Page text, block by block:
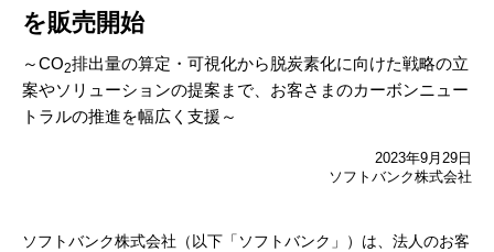
を販売開始
～CO2排出量の算定・可視化から脱炭素化に向けた戦略の立
案やソリューションの提案まで、 お客さまのカーボンニュー
トラルの推進を幅広く支援～
2023年9月29日
ソフトバンク株式会社
ソフトバンク株式会社（以下「ソフトバンク」）は、法人のお客